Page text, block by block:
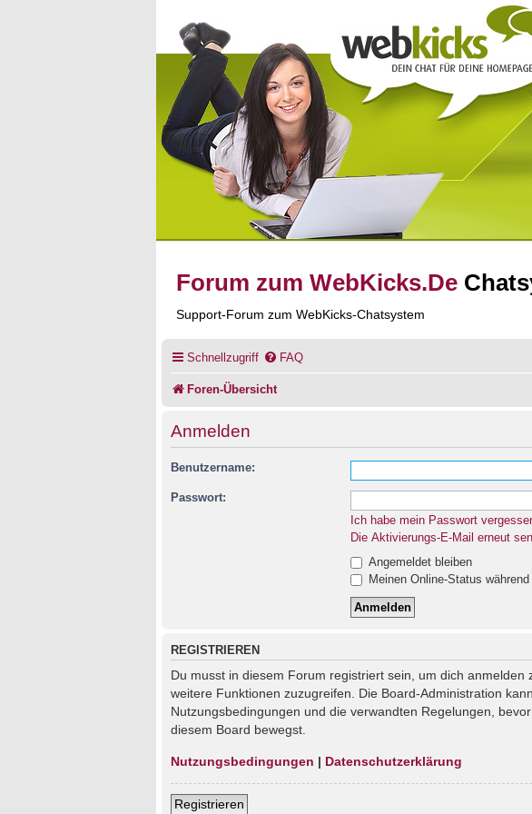
Forum zum WebKicks.De
Support-Forum zum WebKicks-Chatsystem
Schnellzugriff FAQ
Foren-Übersicht
Anmelden
Benutzername:
Passwort:
Ich habe mein Passwort
Die Aktivierungs-E-Mail erneut
Angemeldet bleiben
Meinen Online-Status
REGISTRIEREN
Du musst in diesem Forum registriert sein, um dich
weitere Funktionen zuzugreifen. Die Board-Administration
Nutzungsbedingungen und die verwandten Regelungen,
diesem Board bewegst.
Nutzungsbedingungen | Datenschutzerklärung
Registrieren